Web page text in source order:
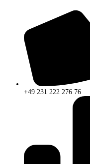
+49 231 222 276 76